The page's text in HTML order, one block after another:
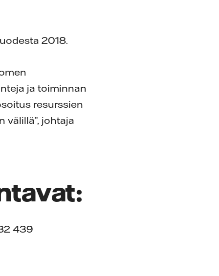
2018.
ja toiminnan
resurssien
johtaja
439